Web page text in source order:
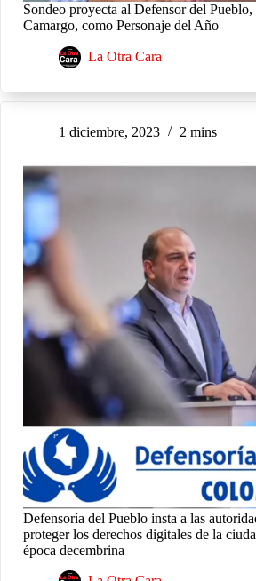
Sondeo proyecta al Defensor del Pueblo,
Camargo, como Personaje del Año
La Otra Cara
1 diciembre, 2023 2 mins
Defensoría del Pueblo insta a las
proteger los derechos digitales de la
época decembrina